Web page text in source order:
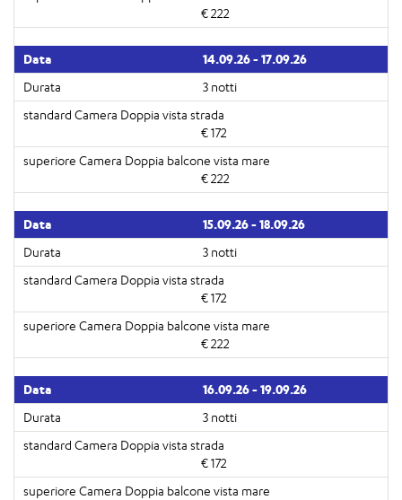
€ 222
14.09.26 - 17.09.26
3 notti
€ 172
€ 222
15.09.26 - 18.09.26
3 notti
€ 172
€ 222
16.09.26 - 19.09.26
3 notti
€ 172